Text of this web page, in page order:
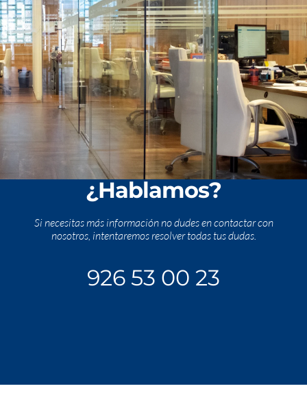
¿Hablamos?
Si necesitas más información no dudes en contactar con
nosotros, intentaremos resolver todas tus dudas.
926 53 00 23